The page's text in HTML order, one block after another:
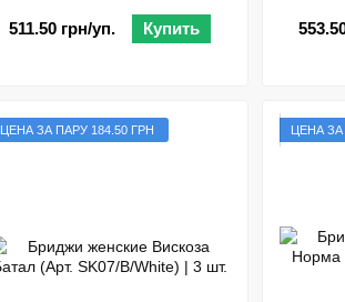
511.50 грн/уп. Купить
ЦЕНА ЗА ПАРУ 184.50 ГРН ЦЕНА ЗА